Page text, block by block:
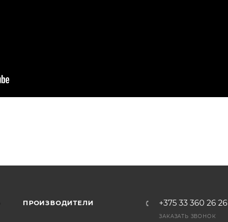
ПРОИЗВОДИТЕЛИ +375 33 360 26 26
ЗАКАЗАТЬ ЗВОНОК